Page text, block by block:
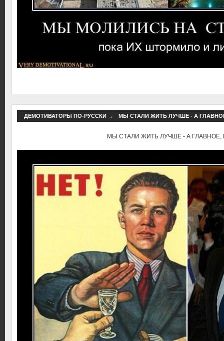
ДЕМОТИВАТОРЫ ПО-РУССКИ→ МЫ СТАЛИ ЖИТЬ ЛУЧШЕ - А
МЫ СТАЛИ ЖИТЬ ЛУЧШЕ - А ГЛАВНОЕ,